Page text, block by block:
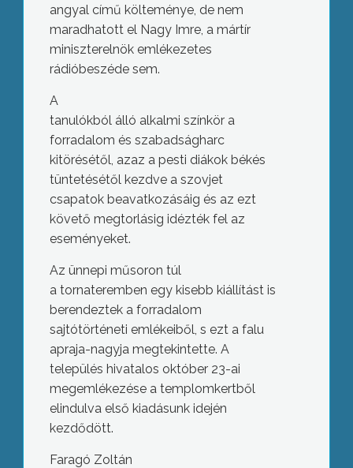
angyal című költeménye, de nem
maradhatott el Nagy Imre, a mártír
miniszterelnök emlékezetes
rádióbeszéde sem.
A
tanulókból álló alkalmi színkör a
forradalom és szabadságharc
kitörésétől, azaz a pesti diákok békés
tüntetésétől kezdve a szovjet
csapatok beavatkozásáig és az ezt
követő megtorlásig idézték fel az
eseményeket.
Az ünnepi műsoron túl
a tornateremben egy kisebb kiállítást is
berendeztek a forradalom
sajtótörténeti emlékeiből, s ezt a falu
apraja-nagyja megtekintette. A
település hivatalos október 23-ai
megemlékezése a templomkertből
elindulva első kiadásunk idején
kezdődött.
Faragó Zoltán
egykori 56-os elítélt tartotta az ünnepi